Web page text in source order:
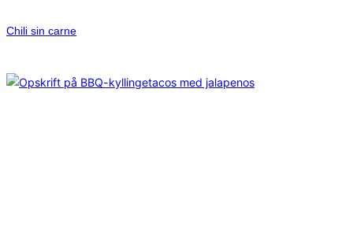
Chili sin carne